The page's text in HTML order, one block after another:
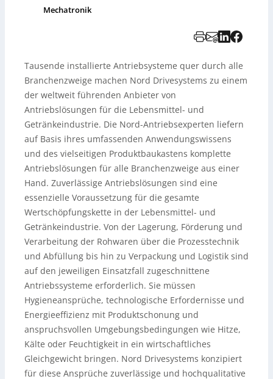
Mechatronik
Tausende installierte Antriebsysteme quer durch alle
Branchenzweige machen Nord Drivesystems zu einem
der weltweit führenden Anbieter von
Antriebslösungen für die Lebensmittel- und
Getränkeindustrie. Die Nord-Antriebsexperten liefern
auf Basis ihres umfassenden Anwendungswissens
und des vielseitigen Produktbaukastens komplette
Antriebslösungen für alle Branchenzweige aus einer
Hand. Zuverlässige Antriebslösungen sind eine
essenzielle Voraussetzung für die gesamte
Wertschöpfungskette in der Lebensmittel- und
Getränkeindustrie. Von der Lagerung, Förderung und
Verarbeitung der Rohwaren über die Prozesstechnik
und Abfüllung bis hin zu Verpackung und Logistik sind
auf den jeweiligen Einsatzfall zugeschnittene
Antriebssysteme erforderlich. Sie müssen
Hygieneansprüche, technologische Erfordernisse und
Energieeffizienz mit Produktschonung und
anspruchsvollen Umgebungsbedingungen wie Hitze,
Kälte oder Feuchtigkeit in ein wirtschaftliches
Gleichgewicht bringen. Nord Drivesystems konzipiert
für diese Ansprüche zuverlässige und hochqualitative